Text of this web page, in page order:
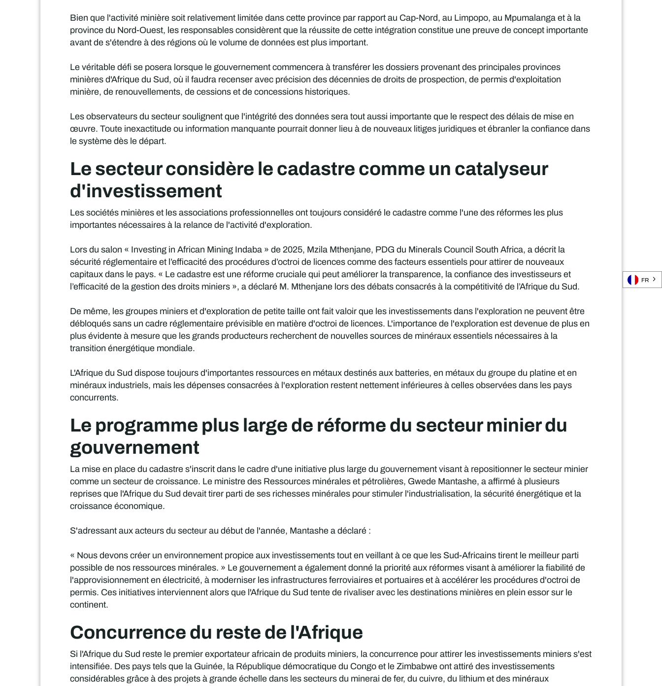
Bien que l'activité minière soit relativement limitée dans cette province par rapport au Cap-Nord, au Limpopo, au Mpumalanga et à la
province du Nord-Ouest, les responsables considèrent que la réussite de cette intégration constitue une preuve de concept importante
avant de s'étendre à des régions où le volume de données est plus important.
Le véritable défi se posera lorsque le gouvernement commencera à transférer les dossiers provenant des principales provinces
minières d'Afrique du Sud, où il faudra recenser avec précision des décennies de droits de prospection, de permis d'exploitation
minière, de renouvellements, de cessions et de concessions historiques.
Les observateurs du secteur soulignent que l'intégrité des données sera tout aussi importante que le respect des délais de mise en
œuvre. Toute inexactitude ou information manquante pourrait donner lieu à de nouveaux litiges juridiques et ébranler la confiance dans
le système dès le départ.
Le secteur considère le cadastre comme un catalyseur
d'investissement
Les sociétés minières et les associations professionnelles ont toujours considéré le cadastre comme l'une des réformes les plus
importantes nécessaires à la relance de l'activité d'exploration.
Lors du salon « Investing in African Mining Indaba » de 2025, Mzila Mthenjane, PDG du Minerals Council South Africa, a décrit la
sécurité réglementaire et l’efficacité des procédures d’octroi de licences comme des facteurs essentiels pour attirer de nouveaux
capitaux dans le pays. « Le cadastre est une réforme cruciale qui peut améliorer la transparence, la confiance des investisseurs et
l’efficacité de la gestion des droits miniers », a déclaré M. Mthenjane lors des débats consacrés à la compétitivité de l’Afrique du Sud.
De même, les groupes miniers et d'exploration de petite taille ont fait valoir que les investissements dans l'exploration ne peuvent être
débloqués sans un cadre réglementaire prévisible en matière d'octroi de licences. L'importance de l'exploration est devenue de plus en
plus évidente à mesure que les grands producteurs recherchent de nouvelles sources de minéraux essentiels nécessaires à la
transition énergétique mondiale.
L'Afrique du Sud dispose toujours d'importantes ressources en métaux destinés aux batteries, en métaux du groupe du platine et en
minéraux industriels, mais les dépenses consacrées à l'exploration restent nettement inférieures à celles observées dans les pays
concurrents.
Le programme plus large de réforme du secteur minier du
gouvernement
La mise en place du cadastre s'inscrit dans le cadre d'une initiative plus large du gouvernement visant à repositionner le secteur minier
comme un secteur de croissance. Le ministre des Ressources minérales et pétrolières, Gwede Mantashe, a affirmé à plusieurs
reprises que l'Afrique du Sud devait tirer parti de ses richesses minérales pour stimuler l'industrialisation, la sécurité énergétique et la
croissance économique.
S'adressant aux acteurs du secteur au début de l'année, Mantashe a déclaré :
« Nous devons créer un environnement propice aux investissements tout en veillant à ce que les Sud-Africains tirent le meilleur parti
possible de nos ressources minérales. » Le gouvernement a également donné la priorité aux réformes visant à améliorer la fiabilité de
l'approvisionnement en électricité, à moderniser les infrastructures ferroviaires et portuaires et à accélérer les procédures d'octroi de
permis. Ces initiatives interviennent alors que l'Afrique du Sud tente de rivaliser avec les destinations minières en plein essor sur le
continent.
Concurrence du reste de l'Afrique
Si l'Afrique du Sud reste le premier exportateur africain de produits miniers, la concurrence pour attirer les investissements miniers s'est
intensifiée. Des pays tels que la Guinée, la République démocratique du Congo et le Zimbabwe ont attiré des investissements
considérables grâce à des projets à grande échelle dans les secteurs du minerai de fer, du cuivre, du lithium et des minéraux
FR